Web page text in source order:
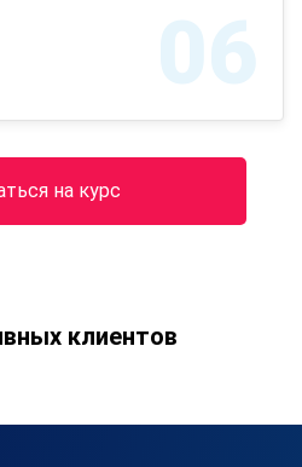
06
на курс
клиентов